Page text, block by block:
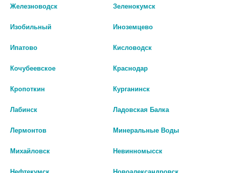
Окончательный расчет стоимости будет произведен при
Описание
Наличие в аптеках
Железноводск Зеленокумск
Изобильный Иноземцево
Ипатово Кисловодск
Кочубеевское Краснодар
Кропоткин Курганинск
Лабинск Ладовская Балка
Лермонтов Минеральные Воды
Михайловск Невинномысск
Нефтекумск Новоалександровск